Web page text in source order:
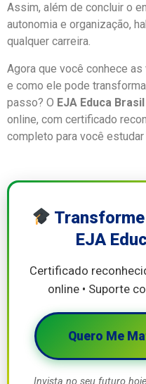
Assim, além de concluir o
autonomia e organização,
qualquer carreira.
Agora que você conhece
e como ele pode
passo? O EJA Educa Brasil
online, com certificado
completo para você estudar
EJA
Certificado
online • Suporte
Quero Me
Invista no seu futuro